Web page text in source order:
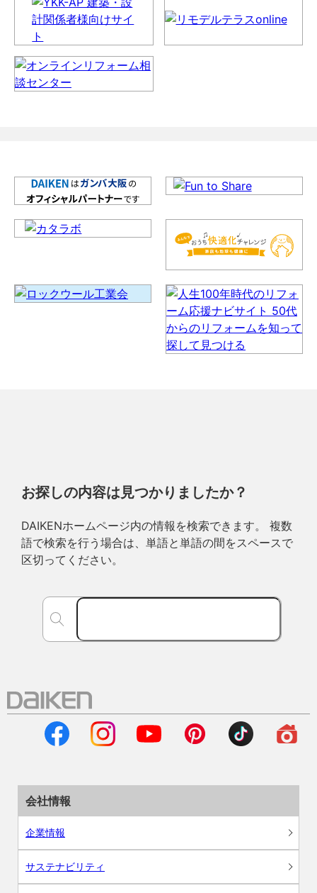
お探しの内容は見つかりましたか？
DAIKENホームページ内の情報を検索できます。 複数
語で検索を行う場合は、単語と単語の間をスペースで
区切ってください。
会社情報
企業情報
サステナビリティ